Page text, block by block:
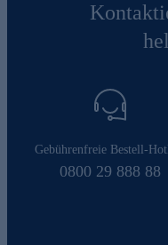
Gebührenfreie Bestell-
0800 29 888 88